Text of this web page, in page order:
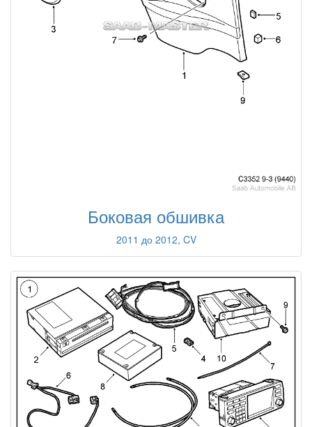
Боковая обшивка
2011 до 2012, CV